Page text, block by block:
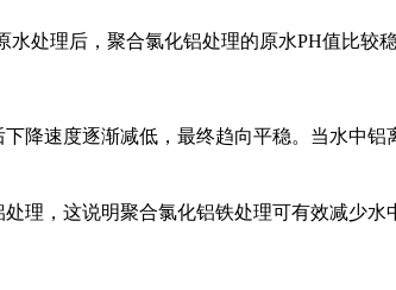
处理后，聚合氯化铝处理的原水PH值比较
降速度逐渐减低，最终趋向平稳。当水中
理，这说明聚合氯化铝铁处理可有效减少水